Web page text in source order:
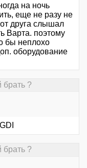
на ночь
еще не разу не
друга слышал
Варта. поэтому
бы неплохо
оборудование
брать ?
брать ?